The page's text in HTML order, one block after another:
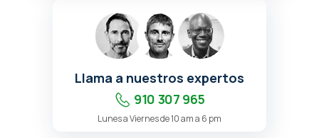
Llama a nuestros expertos
910 307 965
Lunes a Viernes de 10 am a 6 pm